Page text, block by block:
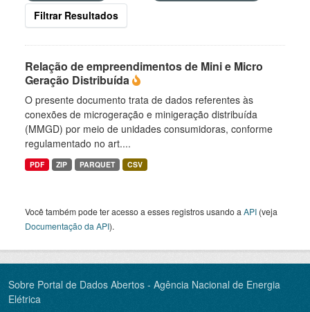
Filtrar Resultados
Relação de empreendimentos de Mini e Micro
Geração Distribuída
O presente documento trata de dados referentes às
conexões de microgeração e minigeração distribuída
(MMGD) por meio de unidades consumidoras, conforme
regulamentado no art....
PDF ZIP PARQUET CSV
Você também pode ter acesso a esses registros usando a API (veja
Documentação da API).
Sobre Portal de Dados Abertos - Agência Nacional de Energia
Elétrica